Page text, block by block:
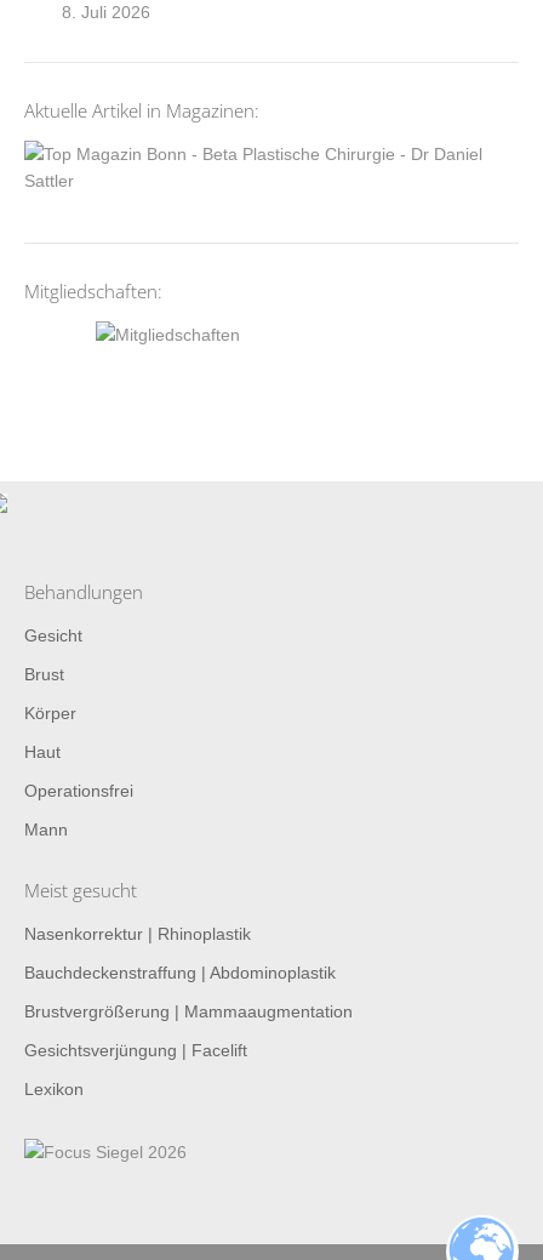
8. Juli 2026
Aktuelle Artikel in Magazinen:
Mitgliedschaften:
Behandlungen
Gesicht
Brust
Körper
Haut
Operationsfrei
Mann
Meist gesucht
Nasenkorrektur | Rhinoplastik
Bauchdeckenstraffung | Abdominoplastik
Brustvergrößerung | Mammaaugmentation
Gesichtsverjüngung | Facelift
Lexikon